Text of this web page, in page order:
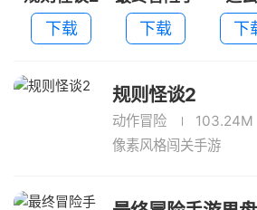
下载
游果盘版
下载
下
规则怪谈2
动作冒险
103.24M
像素风格闯关手游